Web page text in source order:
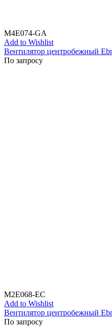
M4E074-GA
Add to Wishlist
Вентилятор центробежный
По запросу
M2E068-EC
Add to Wishlist
Вентилятор центробежный
По запросу